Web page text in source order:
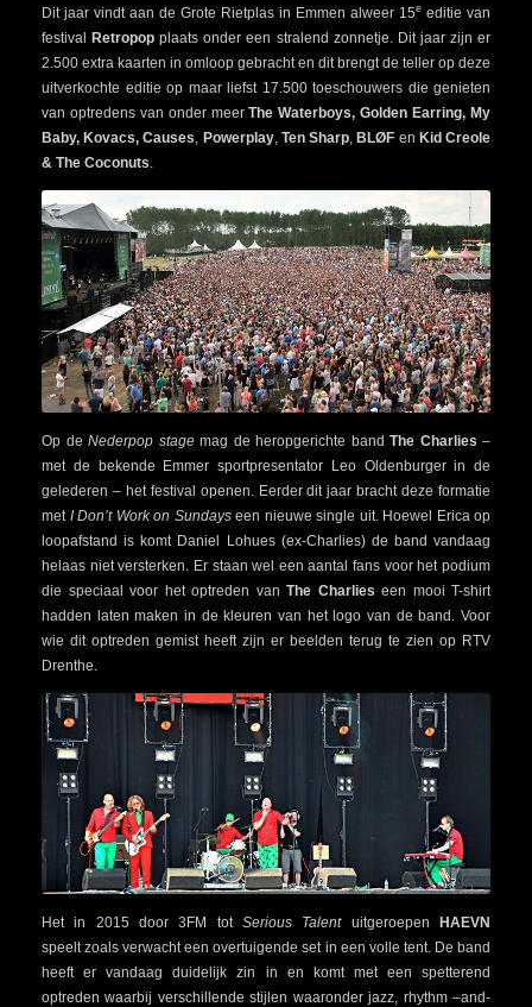
Dit jaar vindt aan de Grote Rietplas in Emmen alweer 15e editie van
festivalRetropop plaats onder een stralend zonnetje. Dit jaar zijn er
2.500 extra kaarten in omloop gebracht en dit brengt de teller op deze
uitverkochte editie op maar liefst 17.500 toeschouwers die genieten
van optredens van onder meerThe Waterboys, Golden Earring, My
Baby, Kovacs, Causes Powerplay, Ten Sharp BLØF en Kid Creole
& The Coconuts
Op de Nederpop stagemag de heropgerichte band The Charlies –
met de bekende Emmer sportpresentator Leo Oldenburger in de
gelederen – het festival openen. Eerder dit jaar bracht deze formatie
met I Don’t Work on Sundays een nieuwe single uit. Hoewel Erica op
loopafstand is komt Daniel Lohues (ex-Charlies) de band vandaag
helaas niet versterken. Er staan wel een aantal fans voor het podium
die speciaal voor het optreden van The Charlies een mooi T-shirt
hadden laten maken in de kleuren van het logo van de band. Voor
wie dit optreden gemist heeft zijn er beelden terug te zien op RTV
Drenthe.
Het in 2015 door 3FM tot Serious TalentuitgeroepenHAEVN
speelt zoals verwacht een overtuigende set in een volle tent. De band
heeft er vandaag duidelijk zin in en komt met een spetterend
optreden waarbij verschillende stijlen waaronder jazz, rhythm –and-